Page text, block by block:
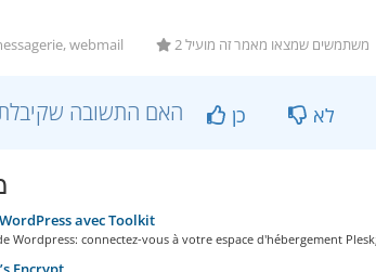
webmail 2 משתמשים שמצאו מאמר זה מועיל
כן לא
avec Toolkit
Wordpress: connectez-vous à votre espace d'hébergement